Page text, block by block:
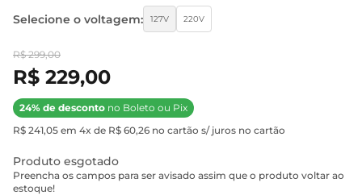
Selecione o voltagem: 127V 220V
R$ 299,00
R$ 229,00
24% de desconto no Boleto ou Pix
R$ 241,05 em 4x de R$ 60,26 no cartão s/ juros no cartão
Produto esgotado
Preencha os campos para ser avisado assim que o produto voltar ao
estoque!